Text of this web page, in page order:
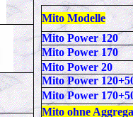
Mito Modelle
Mito Power 120
Mito Power 170
Mito Power 20
Mito Power
Mito Power
Mito ohne